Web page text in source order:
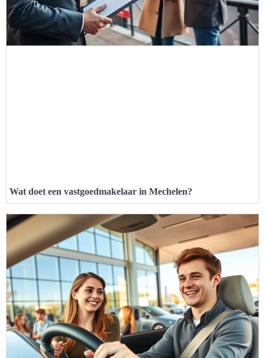
Wat doet een vastgoedmakelaar in Mechelen?